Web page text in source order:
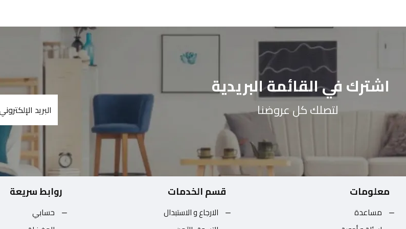
اشترك في القائمة البريدية
لتصلك كل عروضنا
معلومات
مساعدة
قسم الخدمات
الارجاع و الاستبدال
روابط سريعة
حسابي